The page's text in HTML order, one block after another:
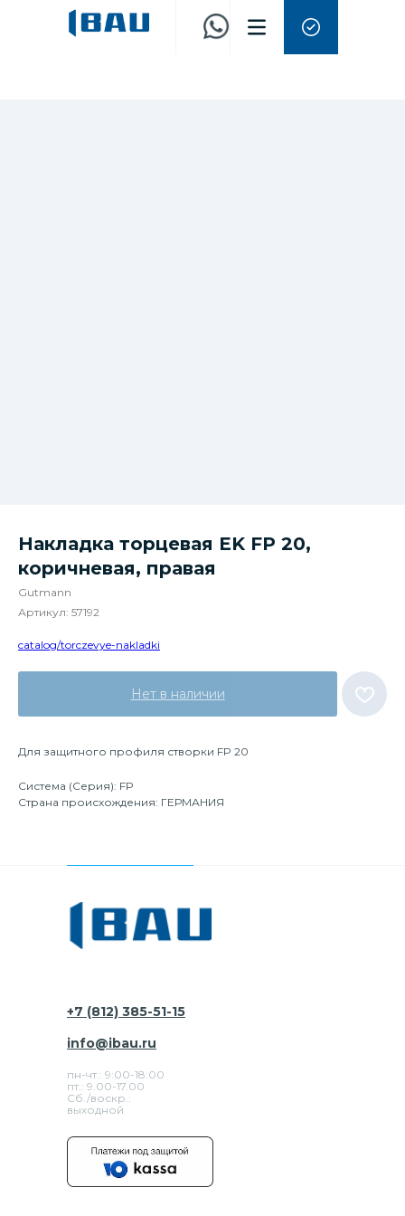
Накладка торцевая EK FP 20,
коричневая, правая
Gutmann
Артикул: 57192
catalog/torczevye-nakladki
Нет в наличии
Для защитного профиля створки FP 20
Система (Серия): FP
Страна происхождения: ГЕРМАНИЯ
+7 (812) 385-51-15
пн-чт.: 9:00-18:00
пт.: 9.00-17.00
Сб./воскр.:
выходной
info@ibau.ru